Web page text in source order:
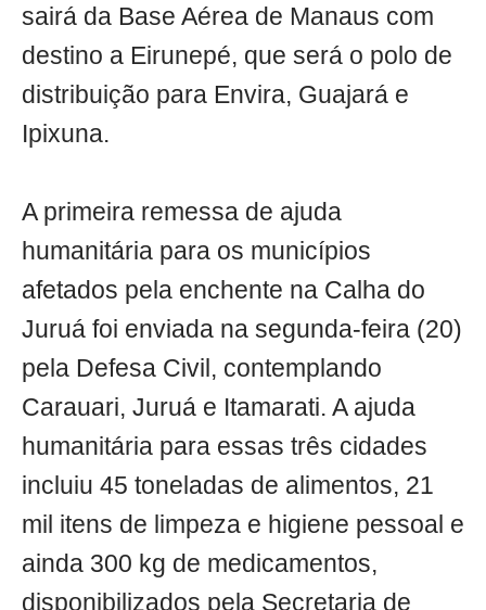
sairá da Base Aérea de Manaus com
destino a Eirunepé, que será o polo de
distribuição para Envira, Guajará e
Ipixuna.
A primeira remessa de ajuda
humanitária para os municípios
afetados pela enchente na Calha do
Juruá foi enviada na segunda-feira (20)
pela Defesa Civil, contemplando
Carauari, Juruá e Itamarati. A ajuda
humanitária para essas três cidades
incluiu 45 toneladas de alimentos, 21
mil itens de limpeza e higiene pessoal e
ainda 300 kg de medicamentos,
disponibilizados pela Secretaria de